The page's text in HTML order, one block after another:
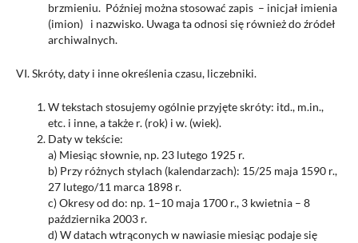
brzmieniu. Później można stosować zapis – inicjał imienia
(imion) i nazwisko. Uwaga ta odnosi się również do źródeł
archiwalnych.
VI. Skróty, daty i inne określenia czasu, liczebniki.
W tekstach stosujemy ogólnie przyjęte skróty: itd., m.in.,
etc. i inne, a także r. (rok) i w. (wiek).
Daty w tekście:
a) Miesiąc słownie, np. 23 lutego 1925 r.
b) Przy różnych stylach (kalendarzach): 15/25 maja 1590 r.,
27 lutego/11 marca 1898 r.
c) Okresy od do: np. 1–10 maja 1700 r., 3 kwietnia – 8
października 2003 r.
d) W datach wtrąconych w nawiasie miesiąc podaje się